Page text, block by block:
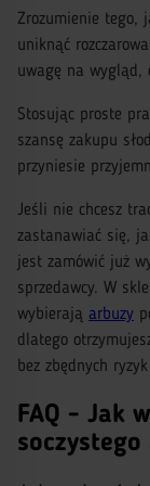
Zrozumienie tego,
uniknąć
uwagę na wygląd,
Stosując proste
szansę zakupu
przyniesie
Jeśli nie chcesz
zastanawiać się,
jest zamówić już
sprzedawcy. W
wybierają arbuzy
dlatego
bez zbędnych
FAQ - Jak
soczystego